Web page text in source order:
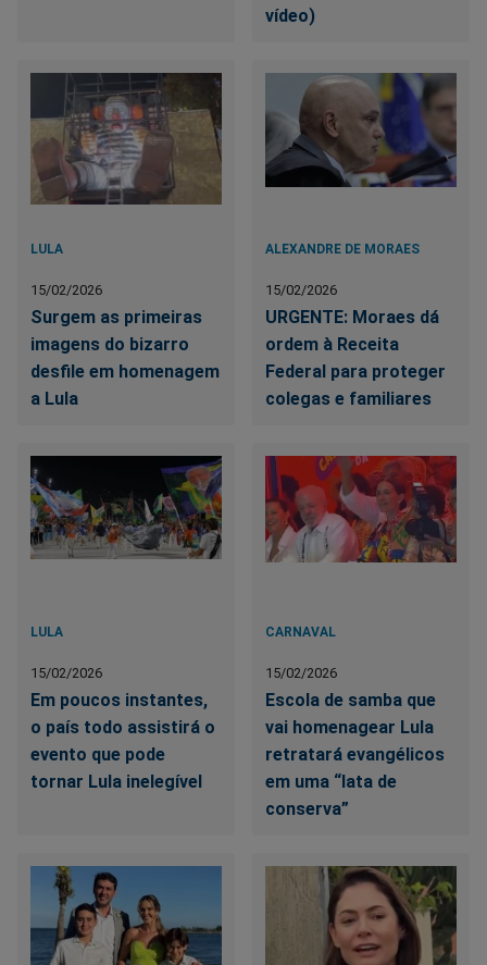
vídeo)
LULA
15/02/2026
Surgem as primeiras
imagens do bizarro
desfile em homenagem
a Lula
ALEXANDRE DE MORAES
15/02/2026
URGENTE: Moraes dá
ordem à Receita
Federal para proteger
colegas e familiares
LULA
15/02/2026
Em poucos instantes,
o país todo assistirá o
evento que pode
tornar Lula inelegível
CARNAVAL
15/02/2026
Escola de samba que
vai homenagear Lula
retratará evangélicos
em uma “lata de
conserva”